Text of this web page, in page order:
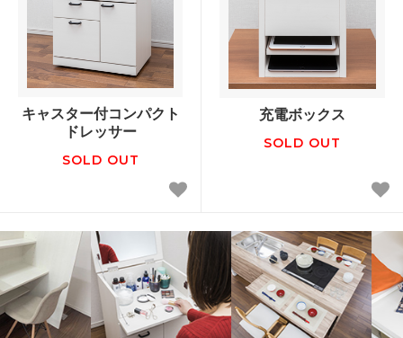
キャスター付コンパクト
ドレッサー
SOLD OUT
充電ボックス
SOLD OUT